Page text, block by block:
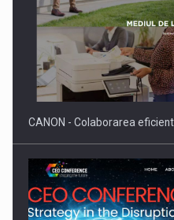
Producatorii si comerciantii
reglementari…
CANON - Colaborarea